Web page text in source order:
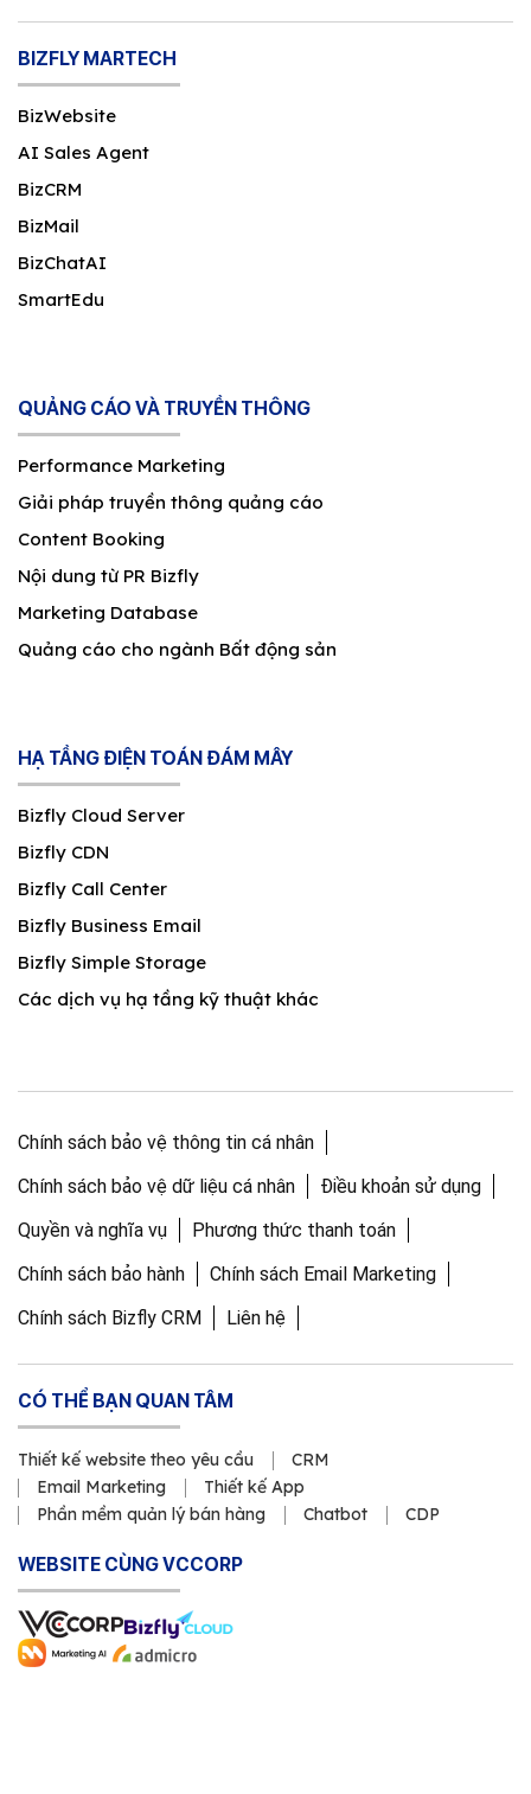
BIZFLY MARTECH
BizWebsite
AI Sales Agent
BizCRM
BizMail
BizChatAI
SmartEdu
QUẢNG CÁO VÀ TRUYỀN THÔNG
Performance Marketing
Giải pháp truyền thông quảng cáo
Content Booking
Nội dung từ PR Bizfly
Marketing Database
Quảng cáo cho ngành Bất động sản
HẠ TẦNG ĐIỆN TOÁN ĐÁM MÂY
Bizfly Cloud Server
Bizfly CDN
Bizfly Call Center
Bizfly Business Email
Bizfly Simple Storage
Các dịch vụ hạ tầng kỹ thuật khác
Chính sách bảo vệ thông tin cá nhân
Chính sách bảo vệ dữ liệu cá nhân
Điều khoản sử dụng
Quyền và nghĩa vụ
Phương thức thanh toán
Chính sách bảo hành
Chính sách Email Marketing
Chính sách Bizfly CRM
Liên hệ
CÓ THỂ BẠN QUAN TÂM
Thiết kế website theo yêu cầu
CRM
Email Marketing
Thiết kế App
Phần mềm quản lý bán hàng
Chatbot CDP
WEBSITE CÙNG VCCORP